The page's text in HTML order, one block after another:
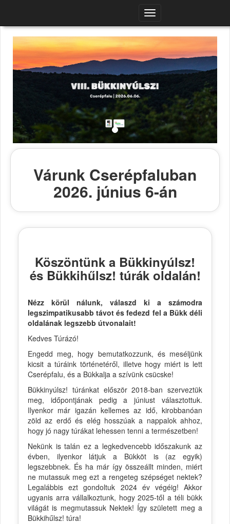
Navigációs
menü
Várunk Cserépfaluban
2026. június 6-án
Köszöntünk a Bükkinyúlsz!
és Bükkihűlsz! túrák oldalán!
Nézz körül nálunk, válaszd ki a számodra
legszimpatikusabb távot és fedezd fel a Bükk déli
oldalának legszebb útvonalait!
Kedves Túrázó!
Engedd meg, hogy bemutatkozzunk, és meséljünk
kicsit a túráink történetéről, illetve hogy miért is lett
Cserépfalu, és a Bükkalja a szívünk csücske!
Bükkinyúlsz! túránkat először 2018-ban szerveztük
meg, időpontjának pedig a júniust választottuk.
Ilyenkor már igazán kellemes az idő, kirobbanóan
zöld az erdő és elég hosszúak a nappalok ahhoz,
hogy jó nagy túrákat lehessen tenni a természetben!
Nekünk is talán ez a legkedvencebb időszakunk az
évben, ilyenkor látjuk a Bükköt is (az egyik)
legszebbnek. És ha már így összeállt minden, miért
ne mutassuk meg ezt a rengeteg szépséget nektek?
Legalábbis ezt gondoltuk 2024 év végéig! Akkor
ugyanis arra vállalkoztunk, hogy 2025-től a téli bükk
világát is megmutassuk Nektek! Így született meg a
Bükkihűlsz! túra!